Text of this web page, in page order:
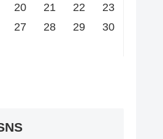
20 21 22
23
27 28 29
30